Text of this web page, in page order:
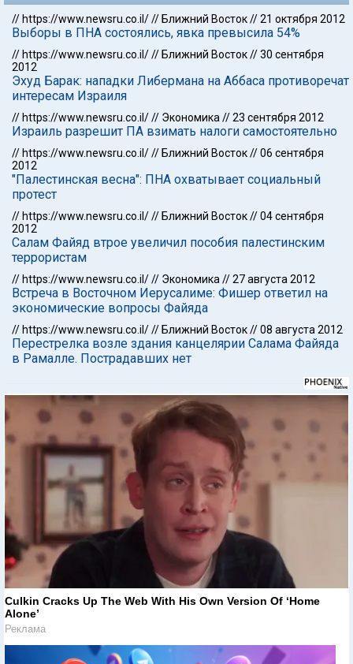
// https://www.newsru.co.il/// Ближний Восток//21 октября 2012
Выборы в ПНА состоялись, явка превысила 54%
// https://www.newsru.co.il/// Ближний Восток//30 сентября
2012
Эхуд Барак: нападки Либермана на Аббаса противоречат
интересам Израиля
// https://www.newsru.co.il/// Экономика //23 сентября 2012
Израиль разрешит ПА взимать налоги самостоятельно
// https://www.newsru.co.il/// Ближний Восток//06 сентября
2012
"Палестинская весна": ПНА охватывает социальный
протест
// https://www.newsru.co.il/// Ближний Восток//04 сентября
2012
Салам Файяд втрое увеличил пособия палестинским
террористам
// https://www.newsru.co.il/// Экономика //27 августа 2012
Встреча в Восточном Иерусалиме: Фишер ответил на
экономические вопросы Файяда
// https://www.newsru.co.il/// Ближний Восток//08 августа 2012
Перестрелка возле здания канцелярии Салама Файяда
в Рамалле. Пострадавших нет
Culkin Cracks Up The Web With His Own Version Of ‘Home
Alone’
Реклама